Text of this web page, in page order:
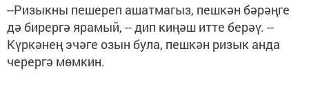
--Ризыкны пешереп ашатмагыз, пешкән бәрәңге
дә бирергә ярамый, -- дип киңәш итте берәү. --
Күркәнең эчәге озын була, пешкән ризык анда
черергә мөмкин.